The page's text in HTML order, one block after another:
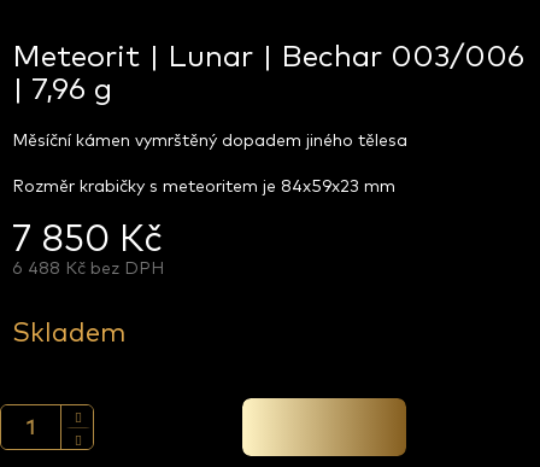
Meteorit | Lunar | Bechar 003/006
| 7,96 g
7 850 Kč
6 488 Kč bez DPH
cena:
Skladem
Měsíční kámen vymrštěný dopadem jiného tělesa
Rozměr krabičky s meteoritem je 84x59x23 mm